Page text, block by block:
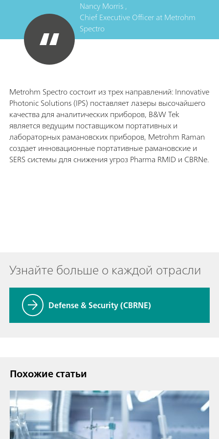
Nancy Morris ,
Chief Executive OfficeratMetrohm
Spectro
Metrohm Spectro состоит из трех направлений: Innovative
Photonic Solutions (IPS) поставляет лазеры высочайшего
качества для аналитических приборов, B&W Tek
является ведущим поставщиком портативных и
лабораторных рамановских приборов, Metrohm Raman
создает инновационные портативные рамановские и
SERS системы для снижения угроз Pharma RMID и CBRNe.
Узнайте больше о каждой отрасли
Defense & Security (CBRNE)
Похожие статьи